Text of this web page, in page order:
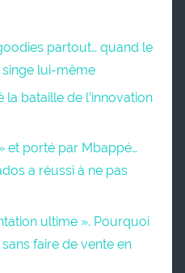
partout… quand le
singe lui-même
la bataille de l’innovation
et porté par Mbappé…
a réussi à ne pas
ultime ». Pourquoi
faire de vente en